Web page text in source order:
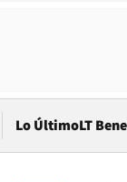
Lo ÚltimoLT